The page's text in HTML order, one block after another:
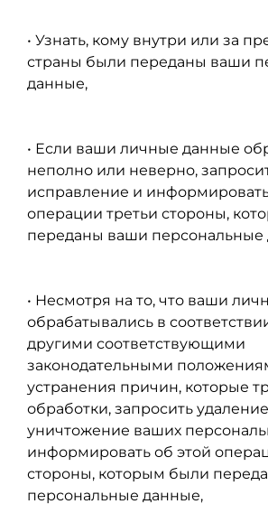
• Узнать, кому внутри или за
страны были переданы ваши
данные,
• Если ваши личные данные
неполно или неверно,
исправление и
операции третьи стороны,
переданы ваши персональные
• Несмотря на то, что ваши
обрабатывались в
другими соответствующими
законодательными
устранения причин, которые
обработки, запросить
уничтожение ваших
информировать об этой
стороны, которым были
персональные данные,